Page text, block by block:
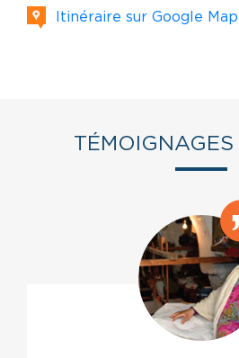
Itinéraire sur Google Map
TÉMOIGNAGES